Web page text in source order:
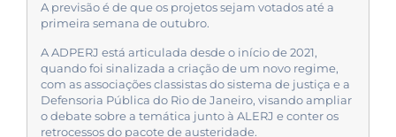
A previsão é de que os projetos sejam votados até a
primeira semana de outubro.
A ADPERJ está articulada desde o início de 2021,
quando foi sinalizada a criação de um novo regime,
com as associações classistas do sistema de justiça e a
Defensoria Pública do Rio de Janeiro, visando ampliar
o debate sobre a temática junto à ALERJ e conter os
retrocessos do pacote de austeridade.